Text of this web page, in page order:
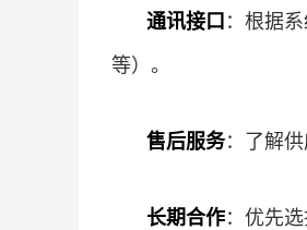
通讯接口 ：根据
等）。
售后服务：了解
长期合作：优先